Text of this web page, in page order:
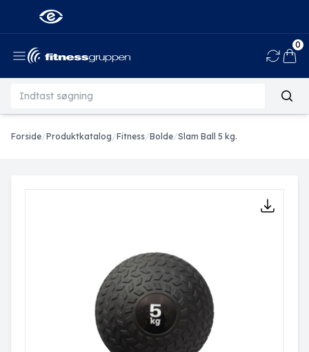
0
Forside/Produktkatalog/Fitness/Bolde/Slam Ball 5 kg.